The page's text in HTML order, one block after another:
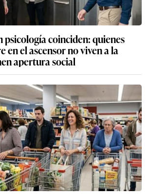
psicología coinciden: quienes
en el ascensor no viven a la
apertura social